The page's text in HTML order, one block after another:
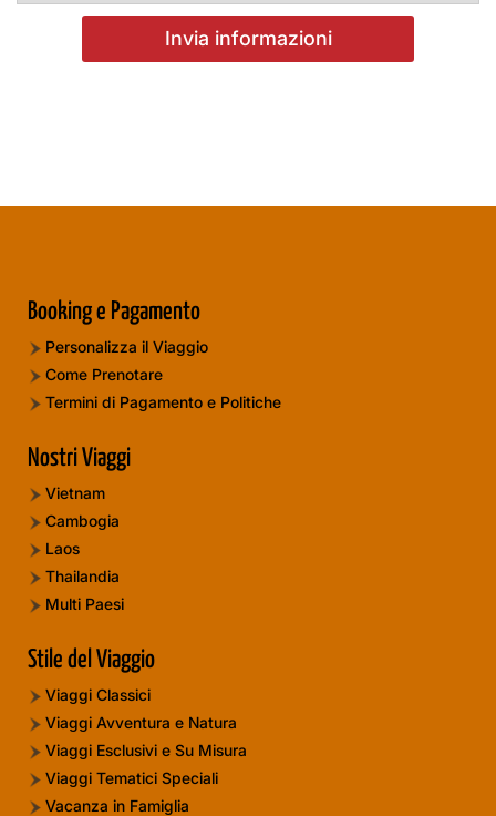
Booking e Pagamento
Personalizza il Viaggio
Come Prenotare
Termini di Pagamento e Politiche
Nostri Viaggi
Vietnam
Cambogia
Laos
Thailandia
Multi Paesi
Stile del Viaggio
Viaggi Classici
Viaggi Avventura e Natura
Viaggi Esclusivi e Su Misura
Viaggi Tematici Speciali
Vacanza in Famiglia